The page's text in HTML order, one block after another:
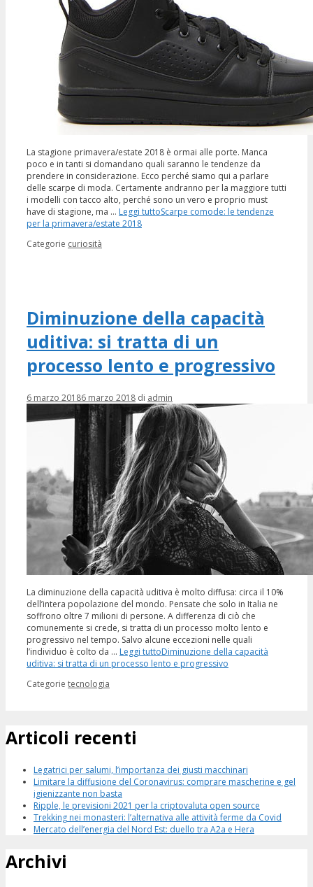
La stagione primavera/estate 2018 è ormai alle porte. Manca
poco e in tanti si domandano quali saranno le tendenze da
prendere in considerazione. Ecco perché siamo qui a parlare
delle scarpe di moda. Certamente andranno per la maggiore tutti
i modelli con tacco alto, perché sono un vero e proprio must
have di stagione, ma … Leggi tuttoScarpe comode: le tendenze
per la primavera/estate 2018
Categorie curiosità
Diminuzione della capacità
uditiva: si tratta di un
processo lento e progressivo
6 marzo 20186 marzo 2018 di admin
La diminuzione della capacità uditiva è molto diffusa: circa il 10%
dell’intera popolazione del mondo. Pensate che solo in Italia ne
soffrono oltre 7 milioni di persone. A differenza di ciò che
comunemente si crede, si tratta di un processo molto lento e
progressivo nel tempo. Salvo alcune eccezioni nelle quali
l’individuo è colto da … Leggi tuttoDiminuzione della capacità
uditiva: si tratta di un processo lento e progressivo
Categorie tecnologia
Articoli recenti
Legatrici per salumi, l’importanza dei giusti macchinari
Limitare la diffusione del Coronavirus: comprare mascherine e gel
igienizzante non basta
Ripple, le previsioni 2021 per la criptovaluta open source
Trekking nei monasteri: l’alternativa alle attività ferme da Covid
Mercato dell’energia del Nord Est: duello tra A2a e Hera
Archivi